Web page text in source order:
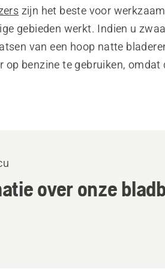
zijn het beste voor
gebieden werkt. Indien u
van een hoop natte
op benzine te gebruiken, omdat
over onze